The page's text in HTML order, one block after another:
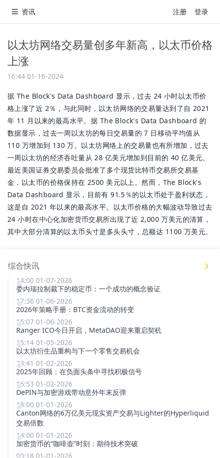
资讯 注册 登录
以太坊网络交易量创多年新高，以太币价格
上涨
16:44 01-16-2024
据 The Block's Data Dashboard 显示，过去 24 小时以太币价
格上涨了近 2％，与此同时，以太坊网络的交易量达到了自 2021
年 11 月以来的最高水平。据 The Block's Data Dashboard 的
数据显示，过去一周以太坊的每日交易量的 7 日移动平均值从
110 万增加到 130 万。以太坊网络上的交易量也有所增加，过去
一周以太坊的经济吞吐量从 28 亿美元增加到目前的 40 亿美元。
最近美国证券交易委员会批准了多个现货比特币交易所交易基
金，以太币的价格保持在 2500 美元以上。然而，The Block's
Data Dashboard 显示，目前有 91.5％的以太币处于盈利状态，
这是自 2021 年以来的最高水平。以太币价格的大幅波动导致过去
24 小时在中心化加密货币交易所出现了近 2,000 万美元的清算，
其中大部分清算的以太币头寸是多头头寸，总额达 1100 万美元。
综合快讯
14:00 01-07-2026
委内瑞拉制裁下的稳定币：一个成功的概念验证
17:36 01-06-2026
2026年策略手册：BTC资金流动的转变
15:07 01-06-2026
Ranger ICO今日开启，MetaDAO迎来重启契机
15:14 01-05-2026
以太坊衍生品重构与下一个零售交易机会
23:41 01-02-2026
2025年回顾：在负面头条中寻找积极信号
16:53 01-02-2026
DePIN与加密游戏带动意外年末反弹
18:00 01-01-2026
Canton网络的6万亿美元现实资产交易与Lighter的Hyperliquid
交易倍数
14:00 01-01-2026
加密货币的“咖啡壶”时刻：期待技术突破
00:18 01-01-2026